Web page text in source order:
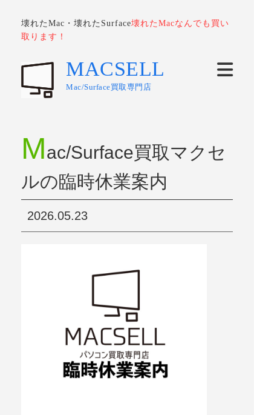
壊れたMac・壊れたSurface壊れたMacなんでも買い
取ります！
MACSELL
Mac/Surface買取専門店
Mac/Surface買取マクセ
ルの臨時休業案内
2026.05.23